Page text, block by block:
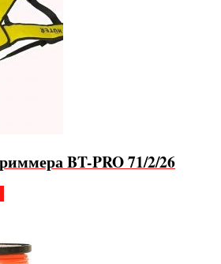
BT-PRO 71/2/26